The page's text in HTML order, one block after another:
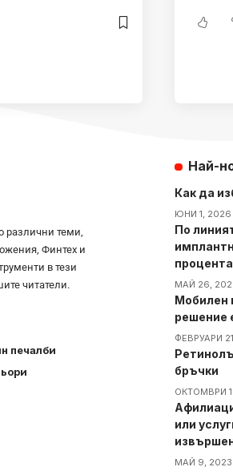
различни теми,
Финтех и
в тези
читатели.
печалби
Най-
Как да
ЮНИ 1, 2026
По
процента
МАЙ 26,
Мобилен
решение
ФЕВРУАРИ
бръчки
ОКТОМВРИ
или
МАЙ 9, 2023